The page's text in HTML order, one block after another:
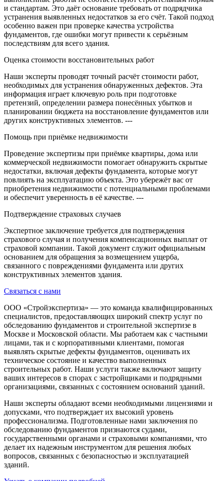
и стандартам. Это даёт основание требовать от подрядчика
устранения выявленных недостатков за его счёт. Такой подход
особенно важен при проверке качества устройства
фундаментов, где ошибки могут привести к серьёзным
последствиям для всего здания.
Оценка стоимости восстановительных работ
Наши эксперты проводят точный расчёт стоимости работ,
необходимых для устранения обнаруженных дефектов. Эта
информация играет ключевую роль при подготовке
претензий, определении размера понесённых убытков и
планировании бюджета на восстановление фундаментов или
других конструктивных элементов. ---
Помощь при приёмке недвижимости
Проведение экспертизы при приёмке квартиры, дома или
коммерческой недвижимости помогает обнаружить скрытые
недостатки, включая дефекты фундамента, которые могут
повлиять на эксплуатацию объекта. Это убережёт вас от
приобретения недвижимости с потенциальными проблемами
и обеспечит уверенность в её качестве. ---
Подтверждение страховых случаев
Экспертное заключение требуется для подтверждения
страхового случая и получения компенсационных выплат от
страховой компании. Такой документ служит официальным
основанием для обращения за возмещением ущерба,
связанного с повреждениями фундамента или других
конструктивных элементов здания.
Связаться с нами
ООО «Стройэкспертиза» — это команда квалифицированных
специалистов, предоставляющих широкий спектр услуг по
обследованию фундаментов и строительной экспертизе в
Москве и Московской области. Мы работаем как с частными
лицами, так и с корпоративными клиентами, помогая
выявлять скрытые дефекты фундаментов, оценивать их
техническое состояние и качество выполненных
строительных работ. Наши услуги также включают защиту
ваших интересов в спорах с застройщиками и подрядными
организациями, связанных с состоянием оснований зданий.
Наши эксперты обладают всеми необходимыми лицензиями и
допусками, что подтверждает их высокий уровень
профессионализма. Подготовленные нами заключения по
обследованию фундаментов признаются судами,
государственными органами и страховыми компаниями, что
делает их надежным инструментом для решения любых
вопросов, связанных с безопасностью и эксплуатацией
зданий.